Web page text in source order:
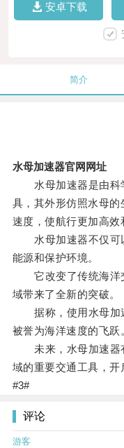
安卓下载
简介
水母加速器官网网址
水母加速器是由科
具，其外形仿照水母
速度，使航行更加高效
水母加速器不仅可
能源和保护环境。
它改变了传统海洋
域带来了全新的突破。
据称，使用水母加
被誉为海洋速度的飞跃
未来，水母加速器
域的重要交通工具，开
#3#
评论
游客